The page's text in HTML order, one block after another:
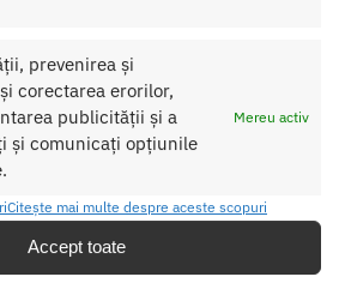
prevenirea și
corectarea erorilor,
publicității și a
și comunicați opțiunile
Mereu activ
Citește mai multe despre aceste scopuri
Accept toate
BILE SEXSHOP,
Bile Kegel Negre